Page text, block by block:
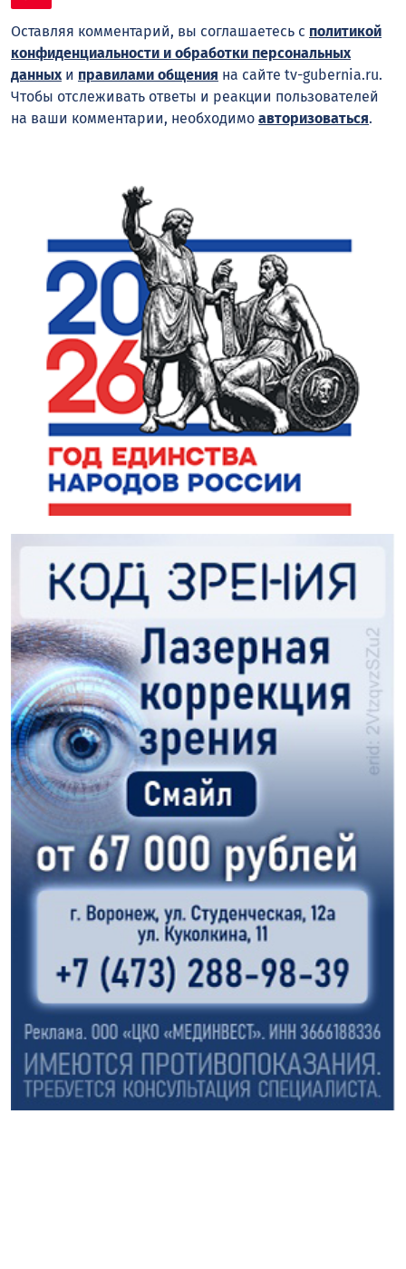
Оставляя комментарий, вы соглашаетесь с политикой
конфиденциальности и обработки персональных
данных и правилами общения на сайте tv-gubernia.ru.
Чтобы отслеживать ответы и реакции пользователей
на ваши комментарии, необходимо авторизоваться.